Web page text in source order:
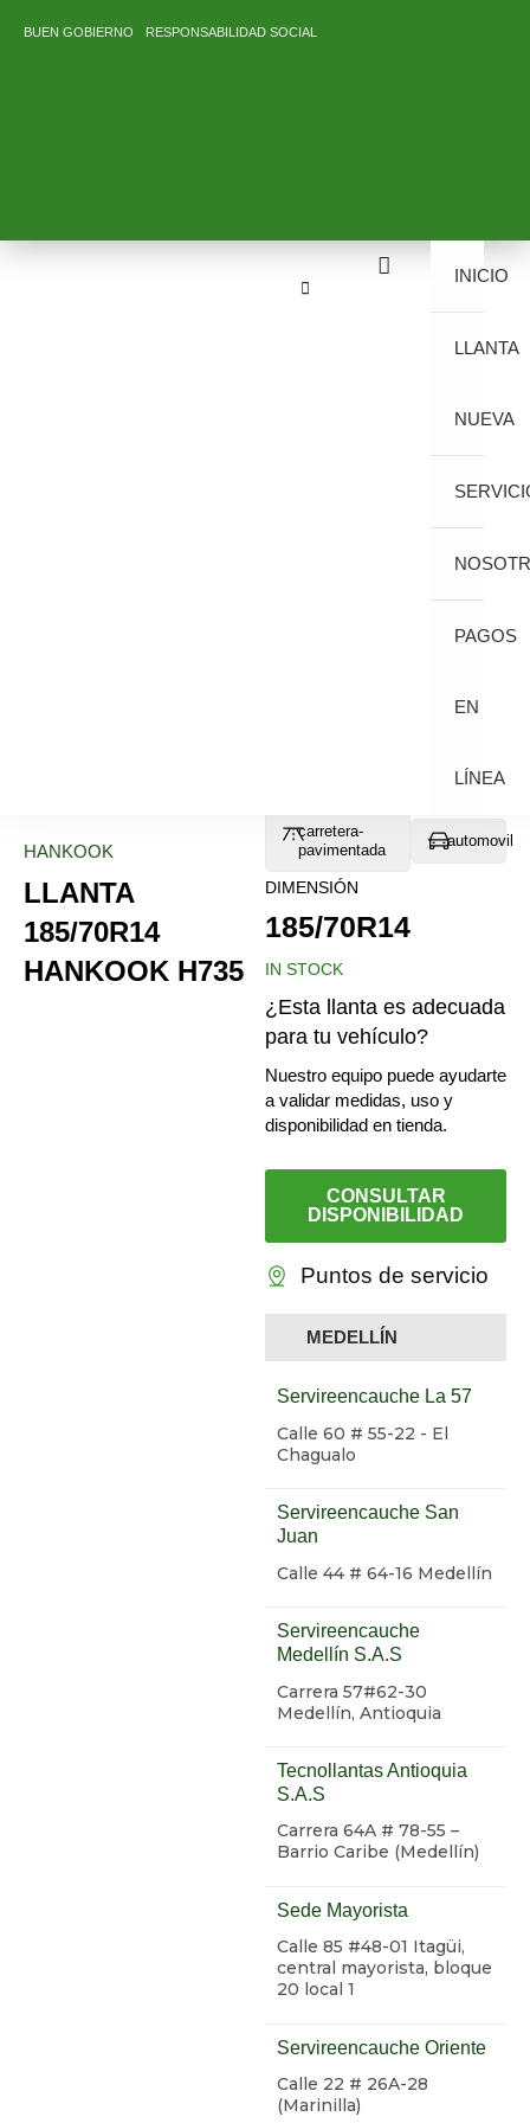
BUEN GOBIERNO RESPONSABILIDAD SOCIAL
INICIO
LLANTA
NUEVA
PAGOS
EN
LÍNEA
HANKOOK
LLANTA
185/70R14
HANKOOK H735
carretera-
pavimentada
automovil
DIMENSIÓN
185/70R14
IN STOCK
¿Esta llanta es adecuada
para tu vehículo?
Nuestro equipo puede ayudarte
a validar medidas, uso y
disponibilidad en tienda.
CONSULTAR
DISPONIBILIDAD
Puntos de servicio
MEDELLÍN
Servireencauche La 57
Calle 60 # 55-22 - El
Chagualo
Servireencauche San
Juan
Calle 44 # 64-16 Medellín
Servireencauche
Medellín S.A.S
Carrera 57#62-30
Medellín, Antioquia
Tecnollantas Antioquia
S.A.S
Carrera 64A # 78-55 –
Barrio Caribe (Medellín)
Sede Mayorista
Calle 85 #48-01 Itagüi,
central mayorista, bloque
20 local 1
Servireencauche Oriente
Calle 22 # 26A-28
(Marinilla)